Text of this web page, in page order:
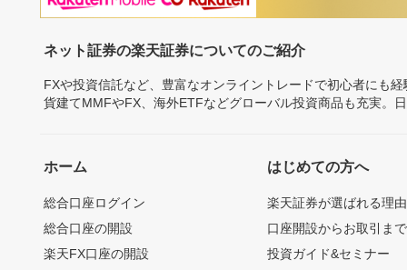
ネット証券の楽天証券についてのご紹介
FXや投資信託など、豊富なオンライントレードで初心者にも
貨建てMMFやFX、海外ETFなどグローバル投資商品も充実。
ホーム
総合口座ログイン
総合口座の開設
楽天FX口座の開設
はじめての方へ
楽天証券が選ばれる理由
口座開設からお取引ま
投資ガイド&セミナー